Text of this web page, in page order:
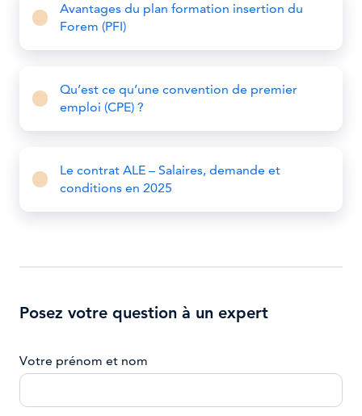
Avantages du plan formation insertion du
Forem (PFI)
Qu’est ce qu’une convention de premier
emploi (CPE) ?
Le contrat ALE – Salaires, demande et
conditions en 2025
Posez votre question à un expert
Votre prénom et nom